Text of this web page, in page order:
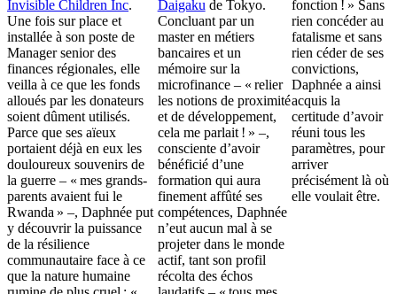
Invisible Children Inc.
Une fois sur place et
installée à son poste de
Manager senior des
finances régionales, elle
veilla à ce que les fonds
alloués par les donateurs
soient dûment utilisés.
Parce que ses aïeux
portaient déjà en eux les
douloureux souvenirs de
la guerre – « mes grands-
parents avaient fui le
Rwanda » –, Daphnée put
y découvrir la puissance
de la résilience
communautaire face à ce
que la nature humaine
Daigaku de Tokyo.
Concluant par un
master en métiers
bancaires et un
mémoire sur la
microfinance – « relier
les notions de proximité
et de développement,
cela me parlait ! » –,
consciente d’avoir
bénéficié d’une
formation qui aura
finement affûté ses
compétences, Daphnée
n’eut aucun mal à se
projeter dans le monde
actif, tant son profil
récolta des échos
fonction ! » Sans
rien concéder au
fatalisme et sans
rien céder de ses
convictions,
Daphnée a ainsi
acquis la
certitude d’avoir
réuni tous les
paramètres, pour
arriver
précisément là où
elle voulait être.